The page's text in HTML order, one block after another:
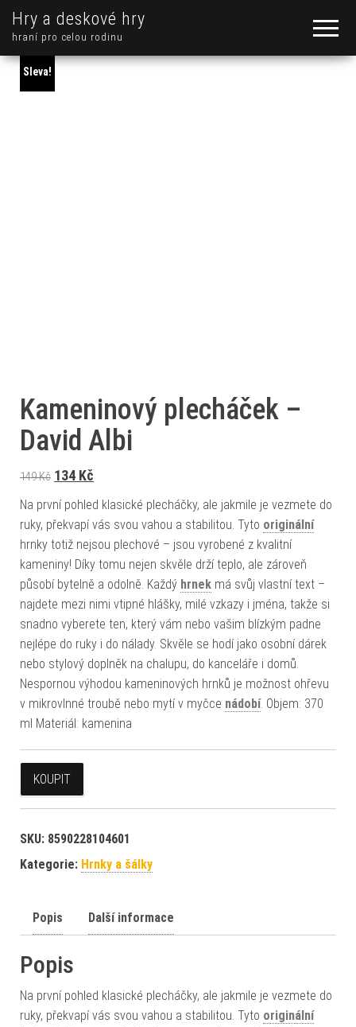
Hry a deskové hry
hraní pro celou rodinu
Sleva!
Kameninový plecháček –
David Albi
149Kč Původní cena byla: 149 Kč.
134 Kč
Na první pohled klasické plecháčky, ale jakmile je vezmete do
ruky, překvapí vás svou vahou a stabilitou. Tyto originální
hrnky totiž nejsou plechové – jsou vyrobené z kvalitní
kameniny! Díky tomu nejen skvěle drží teplo, ale zároveň
působí bytelně a odolně. Každý hrnek má svůj vlastní text –
najdete mezi nimi vtipné hlášky, milé vzkazy i jména, takže si
snadno vyberete ten, který vám nebo vašim blízkým padne
nejlépe do ruky i do nálady. Skvěle se hodí jako osobní dárek
nebo stylový doplněk na chalupu, do kanceláře i domů.
Nespornou výhodou kameninových hrnků je možnost ohřevu
v mikrovlnné troubě nebo mytí v myčce nádobí. Objem: 370
ml Materiál: kamenina
KOUPIT
SKU: 8590228104601
Kategorie: Hrnky a šálky
Popis Další informace
Popis
Na první pohled klasické plecháčky, ale jakmile je vezmete do
ruky, překvapí vás svou vahou a stabilitou. Tyto originální